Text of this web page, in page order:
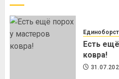
Есть
ковра!